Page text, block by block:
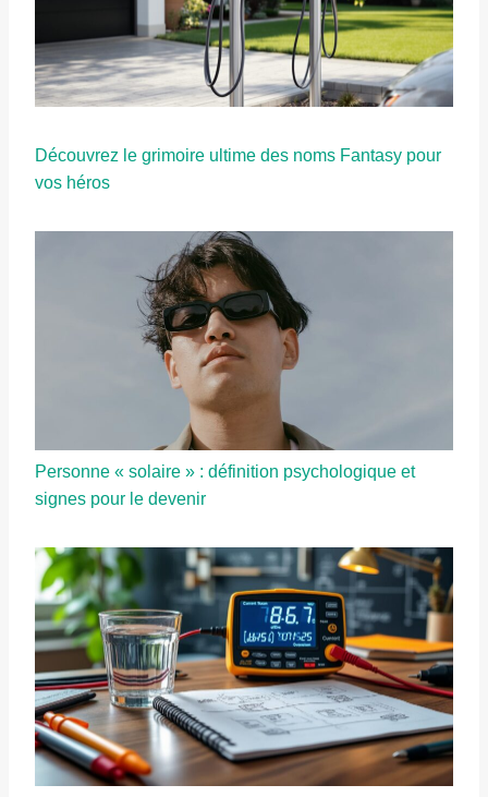
Découvrez le grimoire ultime des noms Fantasy pour
vos héros
Personne « solaire » : définition psychologique et
signes pour le devenir